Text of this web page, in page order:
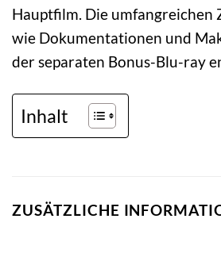
Hauptfilm. Die umfangreichen
wie Dokumentationen und
der separaten Bonus-Blu-ray
Inhalt
ZUSÄTZLICHE